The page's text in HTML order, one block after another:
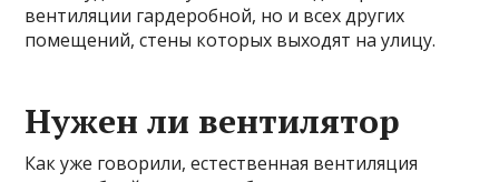
вентиляции гардеробной, но и всех других
помещений, стены которых выходят на улицу.
Нужен ли вентилятор
Как уже говорили, естественная вентиляция